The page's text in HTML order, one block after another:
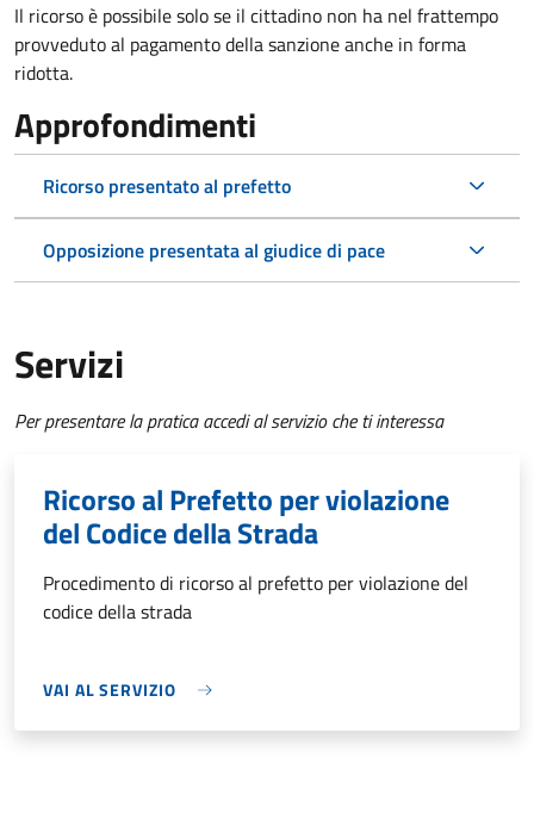
Il ricorso è possibile solo se il cittadino non ha nel frattempo
provveduto al pagamento della sanzione anche in forma
ridotta.
Approfondimenti
Ricorso presentato al prefetto
Opposizione presentata al giudice di pace
Servizi
Per presentare la pratica accedi al servizio che ti interessa
Ricorso al Prefetto per violazione
del Codice della Strada
Procedimento di ricorso al prefetto per violazione del
codice della strada
VAI AL SERVIZIO